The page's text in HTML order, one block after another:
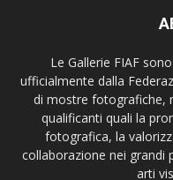
Le Gallerie FIAF
ufficialmente dalla
di mostre fotografiche,
qualificanti quali la
fotografica, la
collaborazione nei grandi
arti